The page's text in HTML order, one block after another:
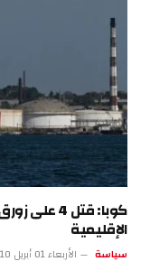
كوبا: قتل
الإقليمية
سياسة الأربعاء 01 أبريل 7:10 م